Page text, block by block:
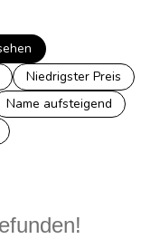
Niedrigster Preis
Name aufsteigend